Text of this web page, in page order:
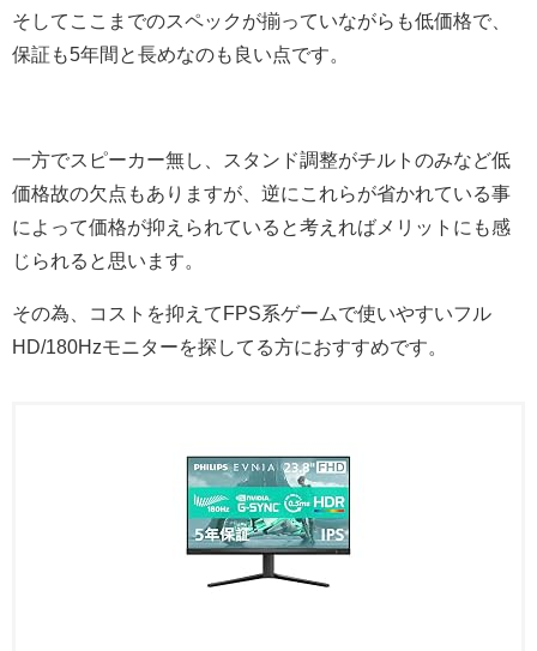
そしてここまでのスペックが揃っていながらも低価格で、
保証も5年間と長めなのも良い点です。
一方でスピーカー無し、スタンド調整がチルトのみなど低
価格故の欠点もありますが、逆にこれらが省かれている事
によって価格が抑えられていると考えればメリットにも感
じられると思います。
その為、コストを抑えてFPS系ゲームで使いやすいフル
HD/180Hzモニターを探してる方におすすめです。